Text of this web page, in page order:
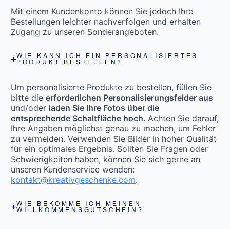
Mit einem Kundenkonto können Sie jedoch Ihre
Bestellungen leichter nachverfolgen und erhalten
Zugang zu unseren Sonderangeboten.
WIE KANN ICH EIN PERSONALISIERTES
PRODUKT BESTELLEN?
Um personalisierte Produkte zu bestellen, füllen Sie
bitte die erforderlichen Personalisierungsfelder aus
und/oder laden Sie Ihre Fotos über die
entsprechende Schaltfläche hoch. Achten Sie darauf,
Ihre Angaben möglichst genau zu machen, um Fehler
zu vermeiden. Verwenden Sie Bilder in hoher Qualität
für ein optimales Ergebnis. Sollten Sie Fragen oder
Schwierigkeiten haben, können Sie sich gerne an
unseren Kundenservice wenden:
kontakt@kreativgeschenke.com.
WIE BEKOMME ICH MEINEN
WILLKOMMENSGUTSCHEIN?